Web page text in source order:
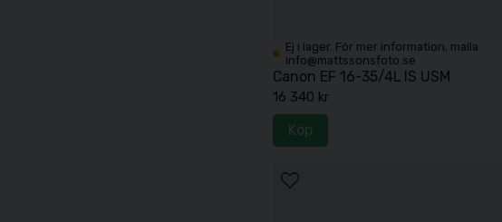
Ej i lager. För mer information, maila
info@mattssonsfoto.se
Canon EF 16-35/4L IS USM
16 340 kr
Köp